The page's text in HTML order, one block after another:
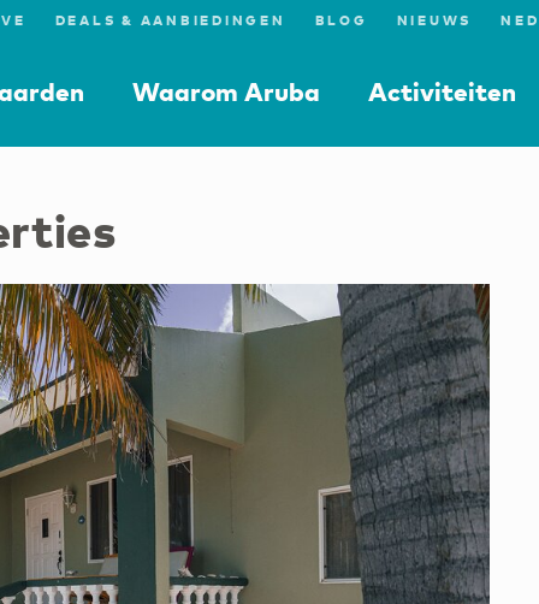
DEALS & AANBIEDINGEN BLOG NIEUWS
Waarom Aruba Activiteiten